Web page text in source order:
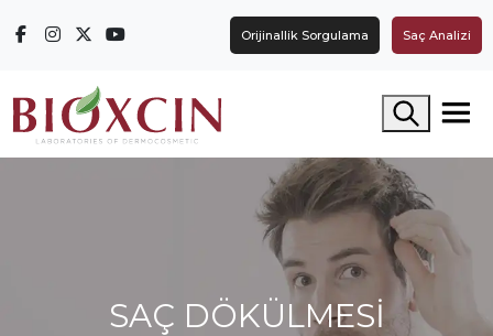
Orijinallik Sorgulama Saç Analizi
Arama yap
SAÇ DÖKÜLMESI